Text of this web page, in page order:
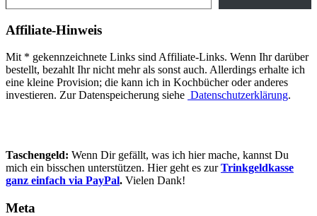
Affiliate-Hinweis
Mit * gekennzeichnete Links sind Affiliate-Links. Wenn Ihr darüber
bestellt, bezahlt Ihr nicht mehr als sonst auch. Allerdings erhalte ich
eine kleine Provision; die kann ich in Kochbücher oder anderes
investieren. Zur Datenspeicherung siehe Datenschutzerklärung.
Taschengeld: Wenn Dir gefällt, was ich hier mache, kannst Du
mich ein bisschen unterstützen. Hier geht es zurTrinkgeldkasse
ganz einfach via PayPal. Vielen Dank!
Meta